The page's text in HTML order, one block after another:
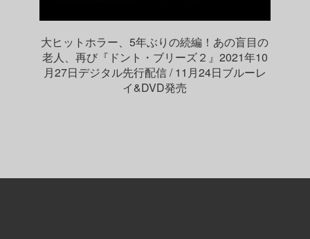
大ヒットホラー、5年ぶりの続編！あの盲目の
老人、再び『ドント・ブリーズ２』2021年10
月27日デジタル先行配信 / 11月24日ブルーレ
イ&DVD発売